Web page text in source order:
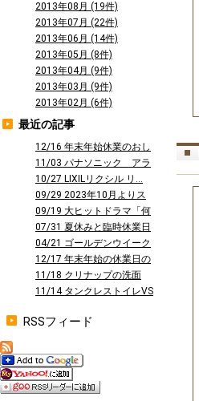
2013年08月 (19件)
2013年07月 (22件)
2013年06月 (14件)
2013年05月 (8件)
2013年04月 (9件)
2013年03月 (9件)
2013年02月 (6件)
最近の記事
12/16 年末年始休業のおし
らせ
11/03 パナソニック アラ
ウーノ...
10/27 LIXILリクシル リ...
09/29 2023年10月よりス
タ...
09/19 大ヒットドラマ「何
曜日に...
07/31 夏休みと臨時休業日
のお知...
04/21 ゴールデンウイーク
休業の...
12/17 年末年始の休業日の
お知ら...
11/18 クリナップの洗面
台 ファ...
11/14 タンクレストイレVS
RSSフィード